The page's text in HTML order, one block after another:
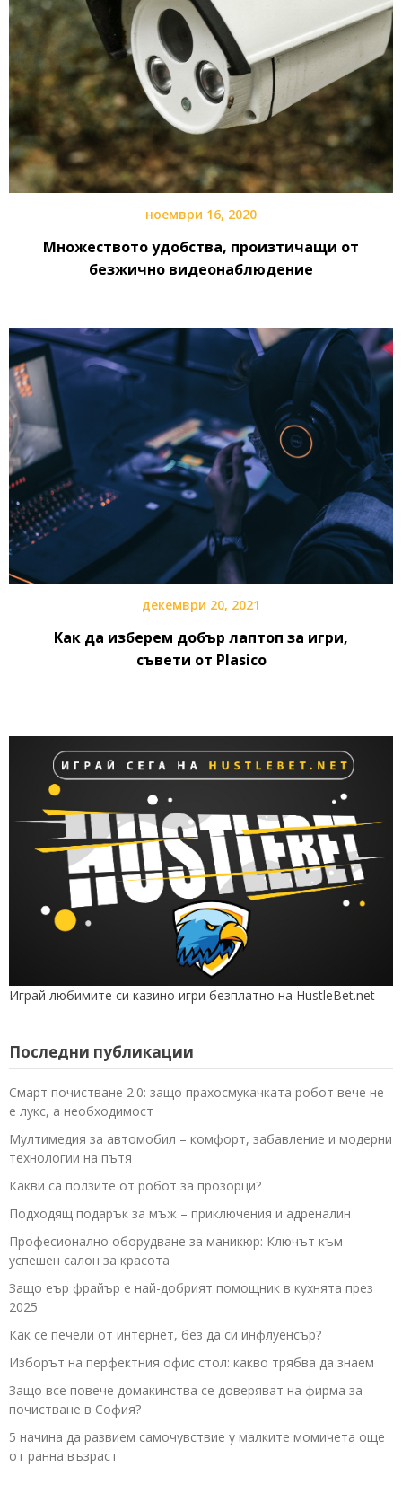
ноември 16, 2020
Множеството удобства, произтичащи от
безжично видеонаблюдение
декември 20, 2021
Как да изберем добър лаптоп за игри,
съвети от Plasico
Играй любимите си казино игри безплатно на HustleBet.net
Последни публикации
Смарт почистване 2.0: защо прахосмукачката робот вече не
е лукс, а необходимост
Мултимедия за автомобил – комфорт, забавление и модерни
технологии на пътя
Какви са ползите от робот за прозорци?
Подходящ подарък за мъж – приключения и адреналин
Професионално оборудване за маникюр: Ключът към
успешен салон за красота
Защо еър фрайър е най-добрият помощник в кухнята през
2025
Как се печели от интернет, без да си инфлуенсър?
Изборът на перфектния офис стол: какво трябва да знаем
Защо все повече домакинства се доверяват на фирма за
почистване в София?
5 начина да развием самочувствие у малките момичета още
от ранна възраст